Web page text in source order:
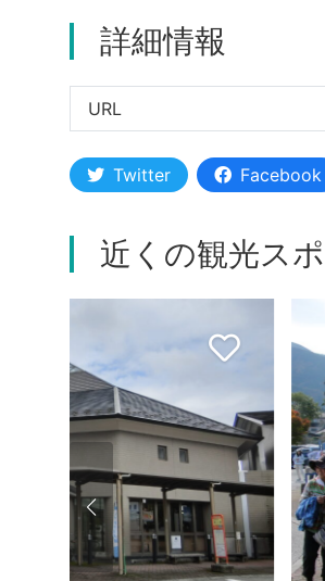
詳細情報
URL
Twitter Facebook
近くの観光ス